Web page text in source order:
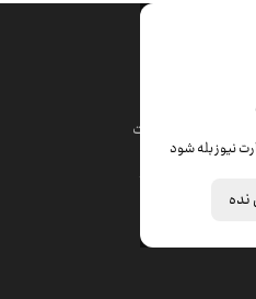
نیوز بله شود
نده
قیمت درهم امارات